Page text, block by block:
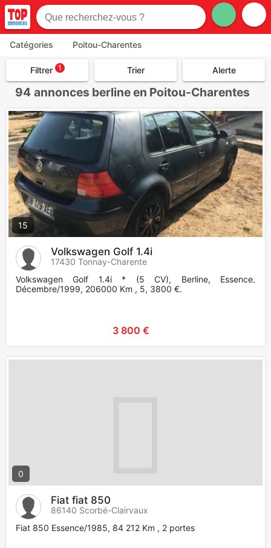
Catégories Poitou-Charentes
Filtrer 1 Trier Alerte
94 annonces berline en Poitou-Charentes
15
Volkswagen Golf 1.4i
17430 Tonnay-Charente
Volkswagen Golf 1.4i * (5 CV), Berline, Essence,
Décembre/1999, 206000 Km , 5, 3800 €.
3 800 €
0
Fiat fiat 850
86140 Scorbé-Clairvaux
Fiat 850 Essence/1985, 84 212 Km , 2 portes